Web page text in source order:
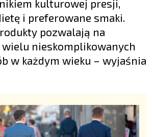
kulturowej presji,
i preferowane smaki.
pozwalają na
nieskomplikowanych
w każdym wieku – wyjaśnia